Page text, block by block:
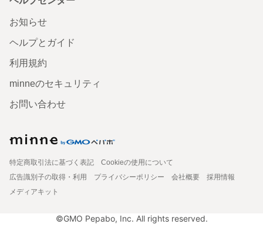
お知らせ
ヘルプとガイド
利用規約
minneのセキュリティ
お問い合わせ
特定商取引法に基づく表記
Cookieの使用について
広告識別子の取得・利用
プライバシーポリシー 会社概要
採用情報
メディアキット
©GMO Pepabo, Inc. All rights reserved.